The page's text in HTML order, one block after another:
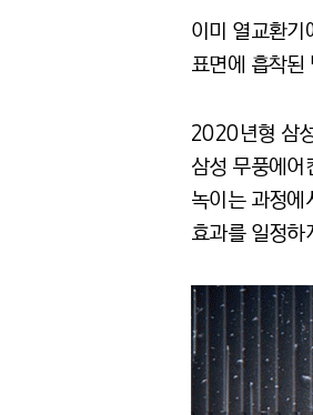
이미 열교환
표면에 흡착된
2020년형 삼
삼성 무풍에어
녹이는 과정에
효과를 일정하